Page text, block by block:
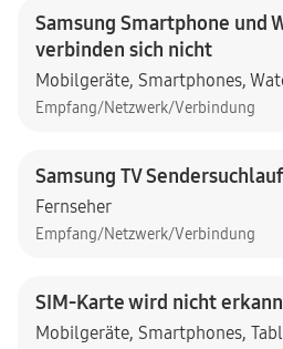
Samsung Smartphone und
verbinden sich nicht
Mobilgeräte, Smartphones,
Empfang/Netzwerk/Verbindung
Samsung TV Sendersuchlauf
Fernseher
Empfang/Netzwerk/Verbindung
SIM-Karte wird nicht
Mobilgeräte, Smartphones,